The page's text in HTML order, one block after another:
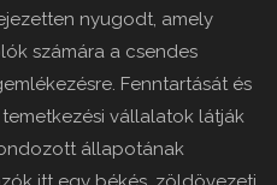
nyugodt, amely
számára a csendes
Fenntartását és
vállalatok látják
állapotának